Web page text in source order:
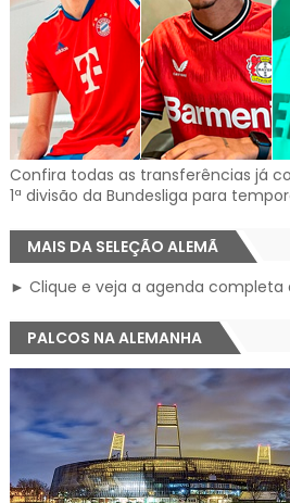
Confira todas as transferências já
1ª divisão da Bundesliga para
MAIS DA SELEÇÃO ALEMÃ
► Clique e veja a agenda completa
PALCOS NA ALEMANHA